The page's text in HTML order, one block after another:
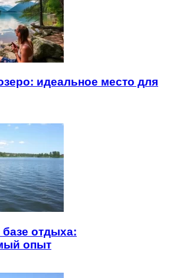
идеальное место для
отдыха:
опыт